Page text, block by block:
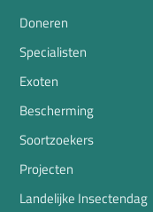
Doneren
Specialisten
Exoten
Bescherming
Soortzoekers
Projecten
Landelijke Insectendag